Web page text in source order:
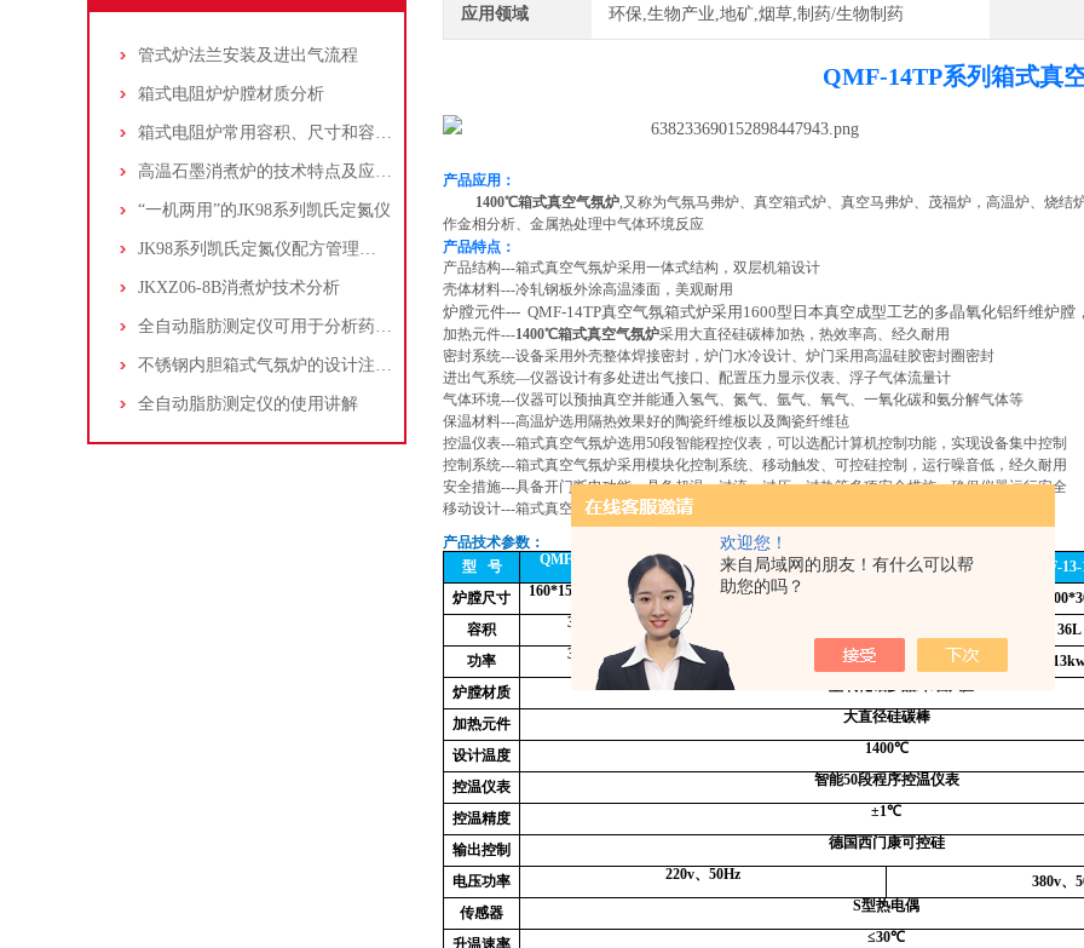
欢迎您！
来自局域网的朋友！有什么可以帮
助您的吗？
管式炉法兰安装及进出气流程
箱式电阻炉炉膛材质分析
箱式电阻炉常用容积、尺寸和容积大小选择
高温石墨消煮炉的技术特点及应用领域
“一机两用”的JK98系列凯氏定氮仪
JK98系列凯氏定氮仪配方管理应用
JKXZ06-8B消煮炉技术分析
全自动脂肪测定仪可用于分析药物和生物组织中的脂肪含量
不锈钢内胆箱式气氛炉的设计注重实用性和功能性
全自动脂肪测定仪的使用讲解
应用领域 环保,生物产业,地矿,烟草,制药/生物制药
QMF-14TP系列箱式真
产品应用：
1400℃箱式真空气氛炉,又称为气氛马弗炉、真空箱式炉、真空马弗炉、茂福炉，高温炉、烧
作金相分析、金属热处理中气体环境反应
产品特点：
产品结构---箱式真空气氛炉采用一体式结构，双层机箱设计
壳体材料---冷轧钢板外涂高温漆面，美观耐用
炉膛元件--- QMF-14TP真空气氛箱式炉采用1600型日本真空成型工艺的多晶氧化铝纤
加热元件---1400℃箱式真空气氛炉采用大直径硅碳棒加热，热效率高、经久耐用
密封系统---设备采用外壳整体焊接密封，炉门水冷设计、炉门采用高温硅胶密封圈密封
进出气系统—仪器设计有多处进出气接口、配置压力显示仪表、浮子气体流量计
气体环境---仪器可以预抽真空并能通入氢气、氮气、氩气、氧气、一氧化碳和氨分解气体等
保温材料---高温炉选用隔热效果好的陶瓷纤维板以及陶瓷纤维毡
控温仪表---箱式真空气氛炉选用50段智能程控仪表，可以选配计算机控制功能，实现设备集中控制
控制系统---箱式真空气氛炉采用模块化控制系统、移动触发、可控硅控制，运行噪音低，经久耐用
安全措施---具备开门断电功能、具备超温、过流、过压、过热等多项安全措施，确保仪器运行安全
移动设计---箱式真空气氛电阻炉装备重型福马轮，实现自由移动和固定
产品技术参数：
型
号 QMF-3-14TP QMF-5-14TP QMF-7-14TP QMF-9-14TP
QMF-
炉膛尺寸
160*150*150mm 200*200*200mm 300*200*200mm
容积
3.6L
36L
功率
3kw 5kw 9kw
炉膛材质
加热元件 大直径硅碳棒
设计温度 1400℃
控温仪表 智能50段程序控温仪表
控温精度 ±1℃
输出控制 德国西门康可控硅
电压功率 220v、 50Hz 380v、
传感器
S型热电偶
升温速率 ≤30℃